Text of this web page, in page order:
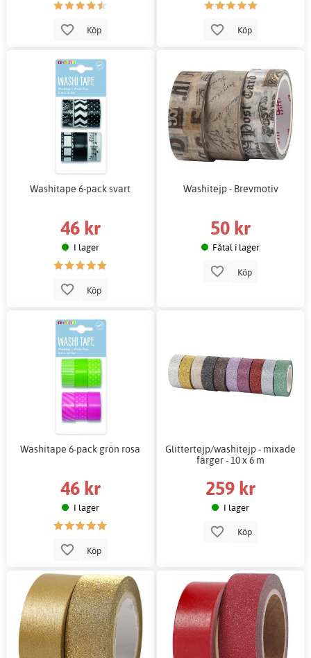
Köp Köp
Washitape 6-pack svart
46 kr
I lager
Köp
Washitejp - Brevmotiv
50 kr
Fåtal i lager
Köp
Washitape 6-pack grön rosa
46 kr
I lager
Köp
Glittertejp/washitejp - mixade
färger - 10 x 6 m
259 kr
I lager
Köp